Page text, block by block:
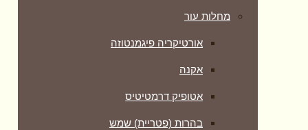
מחלות עור
אורטיקריה פיגמנטוזה
אקנה
אטופיק דרמטיטיס
בהרות (פטריית) שמש